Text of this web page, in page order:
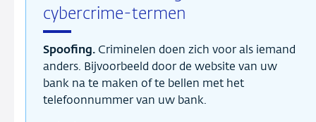
cybercrime-termen
Spoofing. Criminelen doen zich voor als iemand
anders. Bijvoorbeeld door de website van uw
bank na te maken of te bellen met het
telefoonnummer van uw bank.